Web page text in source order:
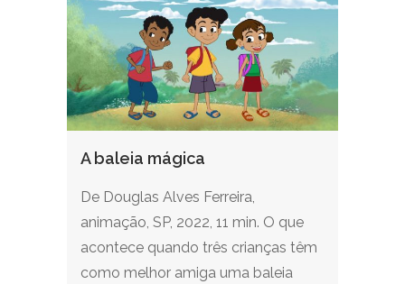
A baleia mágica
De Douglas Alves Ferreira,
animação, SP, 2022, 11 min. O que
acontece quando três crianças têm
como melhor amiga uma baleia